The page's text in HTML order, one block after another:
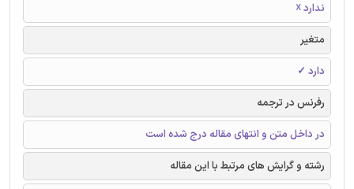
ندارد ☓
متغیر
دارد ✓
رفرنس در ترجمه
در داخل متن و انتهای مقاله درج شده است
رشته و گرایش های مرتبط با این مقاله